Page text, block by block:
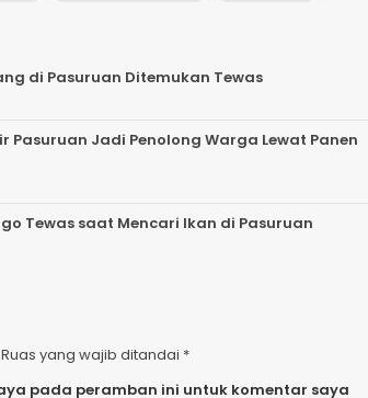
di Pasuruan Ditemukan Tewas
Pasuruan Jadi Penolong Warga Lewat Panen
Tewas saat Mencari Ikan di Pasuruan
Ruas yang wajib ditandai *
pada peramban ini untuk komentar saya